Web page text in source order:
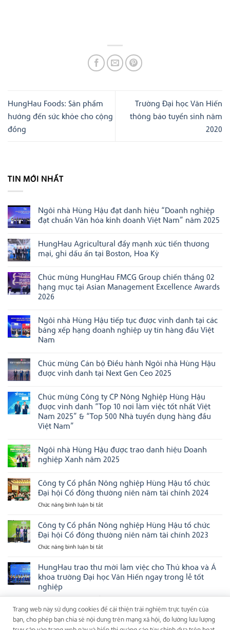
HungHau Foods: Sản phẩm
hướng đến sức khỏe cho cộng
đồng
Trường Đại học Văn Hiến
thông báo tuyển sinh năm
2020
TIN MỚI NHẤT
Ngôi nhà Hùng Hậu đạt danh hiệu “Doanh nghiệp
đạt chuẩn Văn hóa kinh doanh Việt Nam” năm 2025
bình
luận
ở
Hùng
Hậu
đạt
danh
nghiệp
đạt
chuẩn
Văn
hóa
Việt
Nam”
năm
HungHau Agricultural đẩy mạnh xúc tiến thương
mại, ghi dấu ấn tại Boston, Hoa Kỳ
bình
luận
ở
HungHau
mạnh
xúc
tiến
thương
mại,
ấn
tại
Boston,
Chúc mừng HungHau FMCG Group chiến thắng 02
hạng mục tại Asian Management Excellence Awards
2026
bình
luận
ở
Chúc
FMCG
Group
chiến
hạng
mục
tại
Asian
Management
Excellence
Ngôi nhà Hùng Hậu tiếp tục được vinh danh tại các
bảng xếp hạng doanh nghiệp uy tín hàng đầu Việt
Nam
bình
luận
ở
Hùng
Hậu
tiếp
tục
được
vinh
các
bảng
xếp
nghiệp
uy
tín
hàng
Nam
Chúc mừng Cán bộ Điều hành Ngôi nhà Hùng Hậu
được vinh danh tại Next Gen Ceo 2025
bình
luận
ở
Chúc
mừng
Cán
hành
Ngôi
nhà
được
vinh
danh
tại
Ceo
2025
Chúc mừng Công ty CP Nông Nghiệp Hùng Hậu
được vinh danh “Top 10 nơi làm việc tốt nhất Việt
Nam 2025” & “Top 500 Nhà tuyển dụng hàng đầu
Việt Nam”
bình
luận
ở
Công
ty
CP
Nông
Hậu
được
vinh
danh
“Top
nơi
làm
việc
tốt
nhất
Việt
2025”
&
“Top
Ngôi nhà Hùng Hậu được trao danh hiệu Doanh
nghiệp Xanh năm 2025
bình
luận
ở
Ngôi
Hậu
được
trao
danh
hiệu
nghiệp
Xanh
năm
2025
Công ty Cổ phần Nông nghiệp Hùng Hậu tổ chức
Đại hội Cổ đông thường niên năm tài chính 2024
Chức năng bình luận bị tắt
ty
Cổ
phần
Hùng
Hậu
tổ
hội
Cổ
đông
Công ty Cổ phần Nông nghiệp Hùng Hậu tổ chức
Đại hội Cổ đông thường niên năm tài chính 2023
Chức năng bình luận bị tắt
ty
phần
Hùng
Hậu
tổ
HungHau trao thư mời làm việc cho Thủ khoa và Á
khoa trường Đại học Văn Hiến ngay trong lễ tốt
nghiệp
Chức năng bình luận bị tắtở
HungHau
trao
thư
Trang web này sử dụng cookies để cải thiện trải nghiệm trực tuyến của
bạn, cho phép bạn chia sẻ nội dung trên mạng xã hội, đo lường lưu lượng